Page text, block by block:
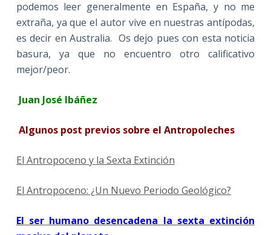
podemos leer generalmente en España, y no me
extraña, ya que el autor vive en nuestras antípodas,
es decir en Australia. Os dejo pues con esta noticia
basura, ya que no encuentro otro calificativo
mejor/peor.
Juan José Ibáñez
Algunos post previos sobre el Antropoleches
El Antropoceno y la Sexta Extinción
El Antropoceno: ¿Un Nuevo Periodo Geológico?
El ser humano desencadena la sexta extinción